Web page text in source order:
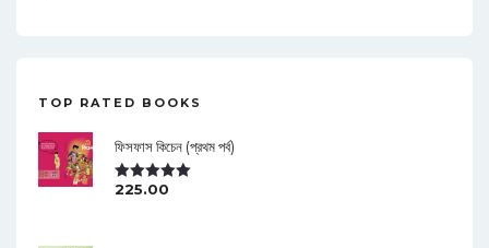
TOP RATED BOOKS
ফিসফাস কিচেন (প্রথম পর্ব)
Rated5.00
225.00